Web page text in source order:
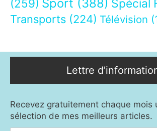
(259) Sport (388) Spécial
Transports (224) Télévision
Lettre
Recevez gratuitement chaque mois
sélection de mes meilleurs articles.